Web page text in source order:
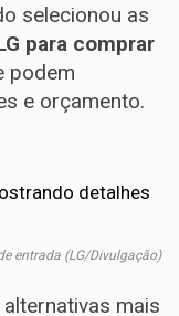
selecionou as
para comprar
podem
e orçamento.
entrada (LG/Divulgação)
mais